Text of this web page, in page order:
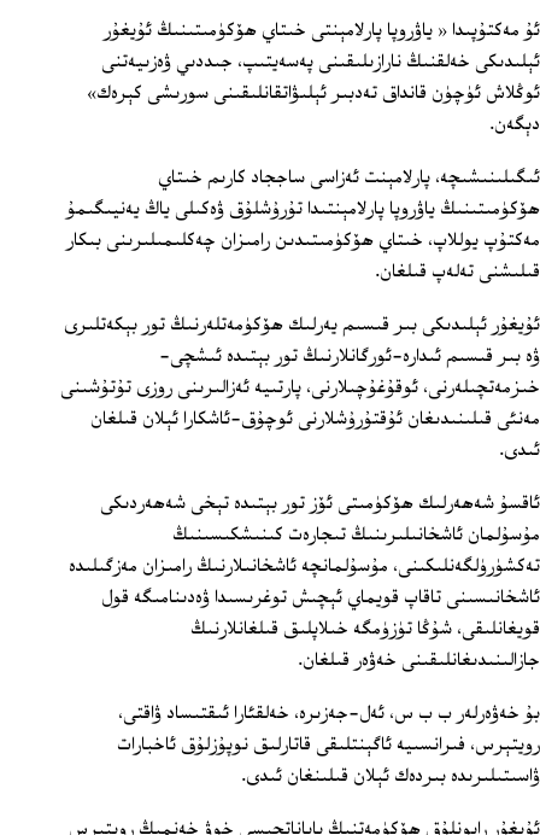
ئۇ مەكتۇپىدا « ياۋروپا پارلامېنتى خىتاي ھۆكۈمىتىنىڭ ئۇيغۇر
ئېلىدىكى خەلقنىڭ نارازىلىقىنى پەسەيتىپ، جىددىي ۋەزىيەتنى
ئوڭلاش ئۈچۈن قانداق تەدبىر ئېلىۋاتقانلىقىنى سورىشى كېرەك»
دېگەن.
ئىگىلىنىشىچە، پارلامېنت ئەزاسى ساججاد كارىم خىتاي
ھۆكۈمىتىنىڭ ياۋروپا پارلامېنتىدا تۇرۇشلۇق ۋەكىلى ياڭ يەنيىگىمۇ
مەكتۇپ يوللاپ، خىتاي ھۆكۈمىتىدىن رامىزان چەكلىمىلىرىنى بىكار
قىلىشنى تەلەپ قىلغان.
ئۇيغۇر ئېلىدىكى بىر قىسىم يەرلىك ھۆكۈمەتلەرنىڭ تور بېكەتلىرى
ۋە بىر قىسىم ئىدارە-ئورگانلارنىڭ تور بېتىدە ئىشچى-
خىزمەتچىلەرنى، ئوقۇغۇچىلارنى، پارتىيە ئەزالىرىنى روزى تۇتۇشىنى
مەنئى قىلىنىدىغان ئۇقتۇرۇشلارنى ئوچۇق-ئاشكارا ئېلان قىلغان
ئىدى.
ئاقسۇ شەھەرلىك ھۆكۈمىتى ئۆز تور بېتىدە تېخى شەھەردىكى
مۇسۇلمان ئاشخانىلىرىنىڭ تىجارەت كىنىشكىسىنىڭ
تەكشۈرۈلگەنلىكىنى، مۇسۇلمانچە ئاشخانىلارنىڭ رامىزان مەزگىلىدە
ئاشخانىسىنى تاقاپ قويماي ئېچىش توغرىسىدا ۋەدىنامىگە قول
قويغانلىقى، شۇڭا تۈزۈمگە خىلاپلىق قىلغانلارنىڭ
جازالىنىدىغانلىقىنى خەۋەر قىلغان.
بۇ خەۋەرلەر ب ب س، ئەل-جەزىرە، خەلقئارا ئىقتىساد ۋاقتى،
رويتېرس، فىرانسىيە ئاگېنتلىقى قاتارلىق نوپۇزلۇق ئاخبارات
ۋاسىتىلىرىدە بىردەك ئېلان قىلىنغان ئىدى.